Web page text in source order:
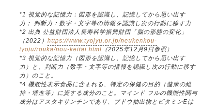
*1 視覚的な記憶力：図形を認識し、記憶してから思い出す
力； 判断力：数字・文字等の情報を認識し次の行動に移す力
*2 出典 公益財団法人長寿科学振興財団「脳の形態の変化」
（2022） https://www.tyojyu.or.jp/net/kenkou-
tyoju/rouka/nou-keitai.html （2025年12月9日参照）
*3 視覚的な記憶力（図形を認識し、記憶してから思い出す
力）と、判断力（数字・文字等の情報を認識し次の行動に移す
力）のこと。
*4 機能性表示食品に含まれる、特定の保健の目的（健康の維
持・増進等）に資する成分のこと。マインド フルの機能性関与
成分はアスタキサンチンであり、ブドウ抽出物とビタミンEは